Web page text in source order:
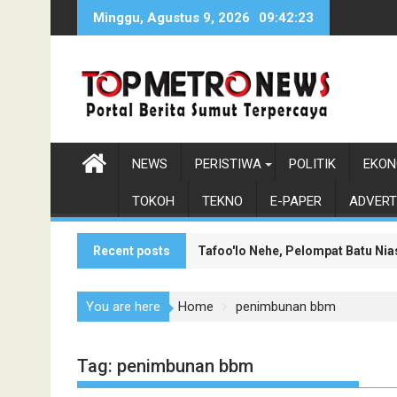
Minggu, Agustus 9, 2026 09:42:24
NEWS PERISTIWA POLITIK
TOKOH TEKNO E-PAPER
Recent posts Tafoo'lo Nehe, Pelompat Batu
Monumen Sisingamangaraja XII
You are here Home penimbunan bbm
Tag: penimbunan bbm